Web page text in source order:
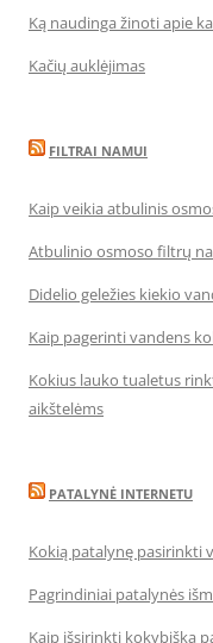
Ką naudinga žinoti apie
Kačių auklėjimas
FILTRAI NAMUI
Kaip veikia atbulinis
Atbulinio osmoso filtrų
Didelio geležies kiekio
Kaip pagerinti vandens
Kokius lauko tualetus
aikštelėms
PATALYNĖ INTERNETU
Kokią patalynę pasirinkti
Pagrindiniai patalynės
Kaip išsirinkti kokybišką